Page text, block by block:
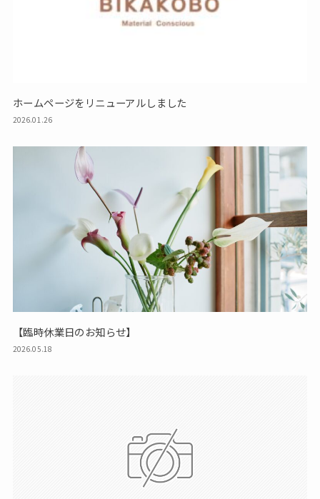
ホームページをリニューアルしました
2026.01.26
【臨時休業日のお知らせ】
2026.05.18